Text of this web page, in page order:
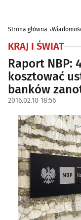
Strona główna
KRAJ I ŚWIAT
Raport NBP:
kosztować
banków
2016.02.10 18:56